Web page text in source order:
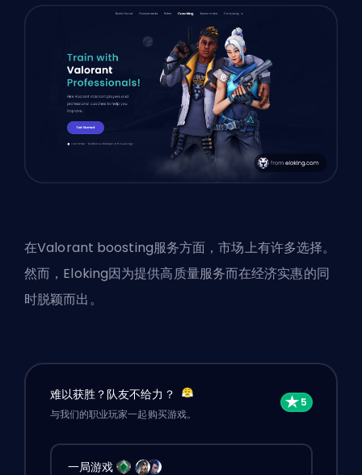
在Valorant boosting服务方面，市场上有许多选择。
然而，Eloking因为提供高质量服务而在经济实惠的同
时脱颖而出。
难以获胜？队友不给力？
与我们的职业玩家一起购买游戏。
一局游戏